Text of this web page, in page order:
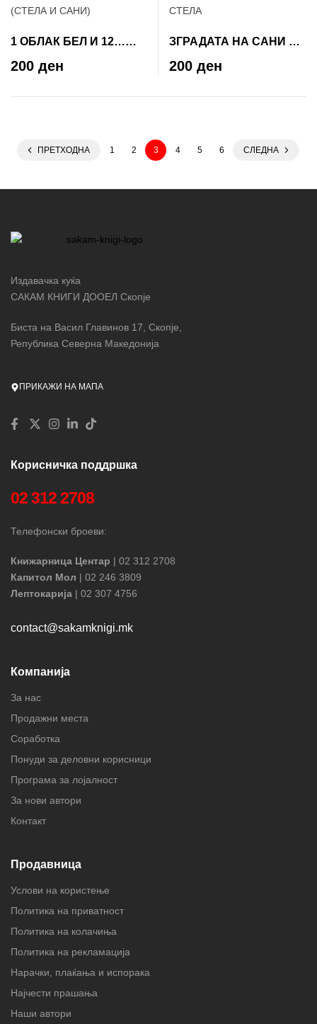
1 ОБЛАК БЕЛ И 12…
(СТЕЛА И САНИ)
200 ден
ЗГРАДАТА НА САНИ И
СТЕЛА
200 ден
ПРЕТХОДНА 1 2 3 4 5 6 СЛЕДНА
Издавачка куќа
САКАМ КНИГИ ДООЕЛ Скопје
Биста на Васил Главинов 17, Скопје,
Република Северна Македонија
ПРИКАЖИ НА МАПА
Корисничка поддршка
02 312 2708
Телефонски броеви:
Книжарница Центар | 02 312 2708
Капитол Мол | 02 246 3809
Лептокарија | 02 307 4756
contact@sakamknigi.mk
Компанија
За нас
Продажни места
Соработка
Понуди за деловни корисници
Програма за лојалност
За нови автори
Контакт
Продавница
Услови на користење
Политика на приватност
Политика на колачиња
Политика на рекламација
Нарачки, плаќања и испорака
Најчести прашања
Наши автори